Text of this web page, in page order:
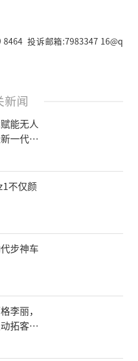
投诉邮箱:7983347 16@q
新闻
能无人
一代智
不仅颜
步神车
李丽，
拓客却